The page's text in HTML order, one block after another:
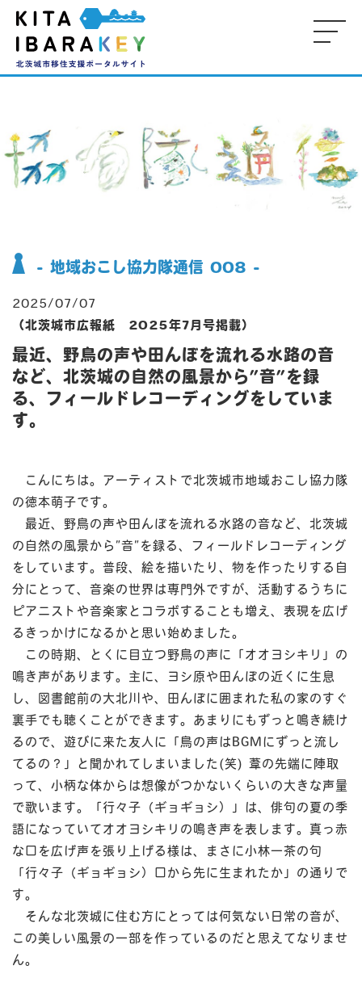
-
-
- 地域おこし協力隊通信 008 -
（北茨城市広報紙 2025年7月号掲載）
2025/07/07
最近、野鳥の声や田んぼを流れる水路の音
など、北茨城の自然の風景から”音”を録
る、フィールドレコーディングをしていま
す。
こんにちは。アーティストで北茨城市地域おこし協力隊
の徳本萌子です。
最近、野鳥の声や田んぼを流れる水路の音など、北茨城
の自然の風景から”音”を録る、フィールドレコーディング
をしています。普段、絵を描いたり、物を作ったりする自
分にとって、音楽の世界は専門外ですが、活動するうちに
ピアニストや音楽家とコラボすることも増え、表現を広げ
るきっかけになるかと思い始めました。
この時期、とくに目立つ野鳥の声に「オオヨシキリ」の
鳴き声があります。主に、ヨシ原や田んぼの近くに生息
し、図書館前の大北川や、田んぼに囲まれた私の家のすぐ
裏手でも聴くことができます。あまりにもずっと鳴き続け
るので、遊びに来た友人に「鳥の声はBGMにずっと流し
てるの？」と聞かれてしまいました(笑) 葦の先端に陣取
って、小柄な体からは想像がつかないくらいの大きな声量
で歌います。「行々子（ギョギョシ）」は、俳句の夏の季
語になっていてオオヨシキリの鳴き声を表します。真っ赤
な口を広げ声を張り上げる様は、まさに小林一茶の句
「行々子（ギョギョシ）口から先に生まれたか」の通りで
す。
そんな北茨城に住む方にとっては何気ない日常の音が、
この美しい風景の一部を作っているのだと思えてなりませ
ん。